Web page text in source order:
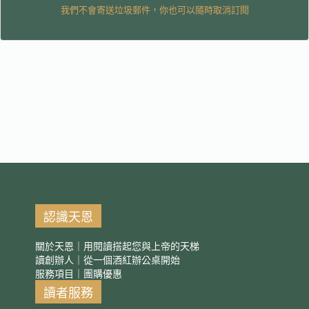
我們不會寄送垃圾郵件，你也可以隨時取消訂閱
認識天恩
關於天恩｜用閱讀搭起您與上帝的天梯
讀創辦人｜從一個酒紅辦公桌開始
服務項目｜團購優惠
讀者服務